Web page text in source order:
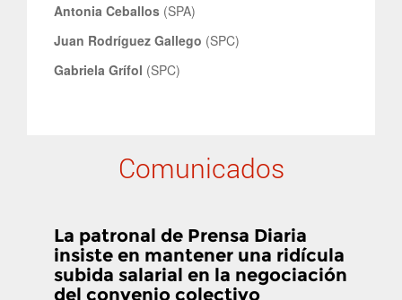
Antonia Ceballos (SPA)
Juan Rodríguez Gallego (SPC)
Gabriela Grífol (SPC)
Comunicados
La patronal de Prensa Diaria
insiste en mantener una ridícula
subida salarial en la negociación
del convenio colectivo